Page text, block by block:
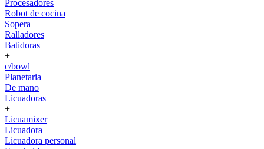
Procesadores
Robot de cocina
Sopera
Ralladores
Batidoras
+
c/bowl
Planetaria
De mano
Licuadoras
+
Licuamixer
Licuadora
Licuadora personal